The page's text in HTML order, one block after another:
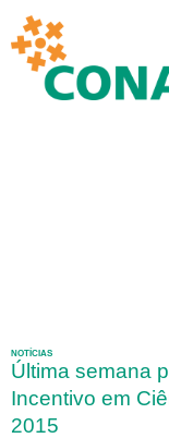
NOTÍCIAS
Última semana
Incentivo em
2015